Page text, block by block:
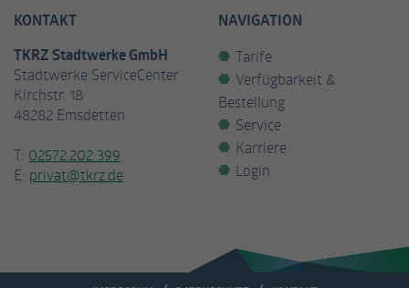
KONTAKT
TKRZ Stadtwerke GmbH
Stadtwerke ServiceCenter
Kirchstr. 18
48282 Emsdetten
T: 02572.202 399
E: privat@tkrz.de
NAVIGATION
Tarife
Verfügbarkeit &
Bestellung
Service
Karriere
Login
Anzeigenmessung verwendet wird.
Name
Laufzeit
Echtzeitgebote von Drittanbietern